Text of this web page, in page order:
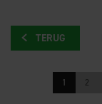
TERUG
1 2